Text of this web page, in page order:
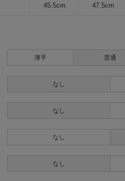
45.5cm 47.5cm
薄手 普通
なし
なし
なし
なし